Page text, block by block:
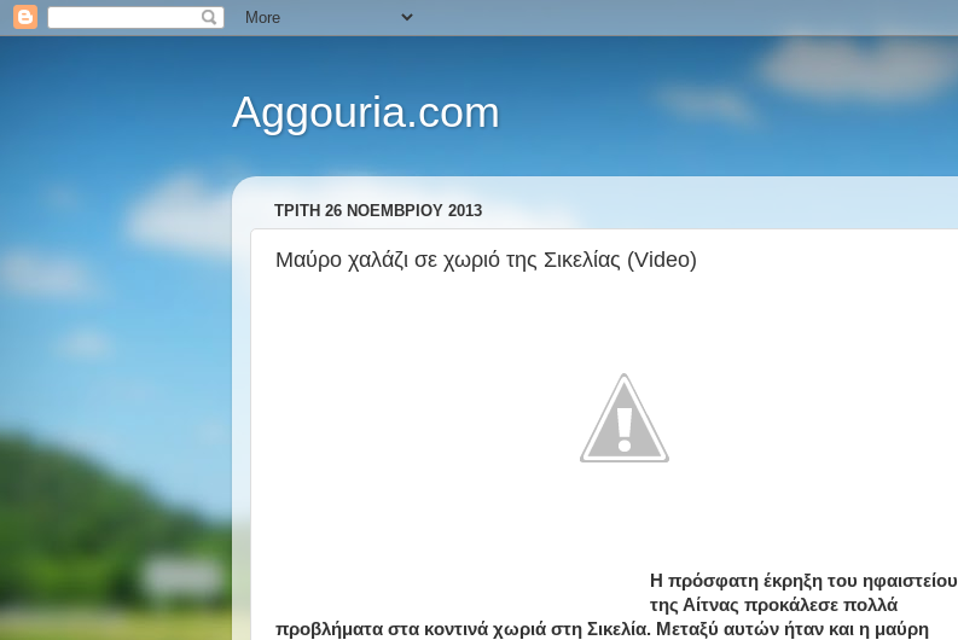
Aggouria.com
ΤΡΊΤΗ 26 ΝΟΕΜΒΡΊΟΥ 2013
Μαύρο χαλάζι σε χωριό της Σικελίας (Video)
Η πρόσφατη έκρηξη του ηφαιστείου
της Αίτνας προκάλεσε πολλά
προβλήματα στα κοντινά χωριά στη Σικελία. Μεταξύ αυτών ήταν και η μαύρη